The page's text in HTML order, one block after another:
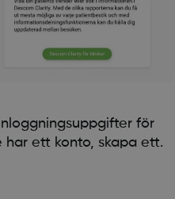
för
har ett konto, skapa ett.